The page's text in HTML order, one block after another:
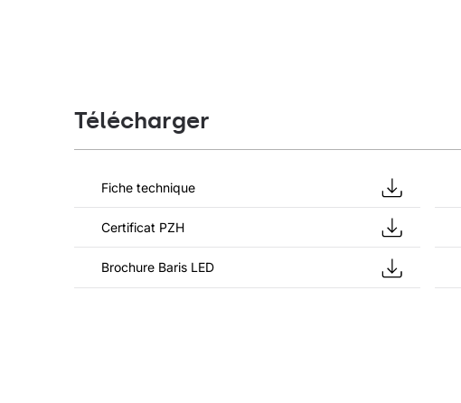
Télécharger
Fiche technique
Certificat PZH
Brochure Baris LED